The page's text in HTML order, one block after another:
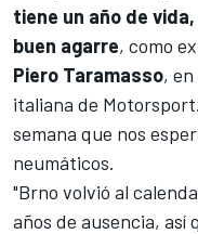
tiene un año de
buen agarre, como
Piero Taramasso,
italiana de
semana que nos
neumáticos.
"Brno volvió al
años de ausencia, así